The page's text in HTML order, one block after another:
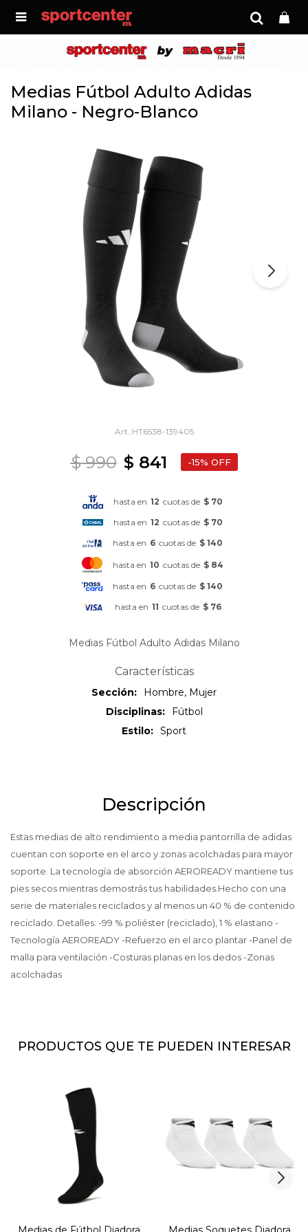

Medias Fútbol Adulto Adidas
Milano - Negro-Blanco
HT6538-139405
$ 841
$ 990 15
hasta en 12 cuotas de $ 70
hasta en 12 cuotas de $ 70
hasta en 6 cuotas de $ 140
hasta en 10 cuotas de $ 84
hasta en 6 cuotas de $ 140
hasta en 11 cuotas de $ 76
Medias Fútbol Adulto Adidas Milano
Características
Sección
Hombre, Mujer
Disciplinas
Fútbol
Estilo
Sport
Descripción
Estas medias de alto rendimiento a media pantorrilla de adidas
cuentan con soporte en el arco y zonas acolchadas para mayor
soporte. La tecnología de absorción AEROREADY mantiene tus
pies secos mientras demostrás tus habilidades.Hecho con una
serie de materiales reciclados y al menos un 40 % de contenido
reciclado. Detalles: -99 % poliéster (reciclado), 1 % elastano -
Tecnología AEROREADY -Refuerzo en el arco plantar -Panel de
malla para ventilación -Costuras planas en los dedos -Zonas
acolchadas
PRODUCTOS QUE TE PUEDEN INTERESAR